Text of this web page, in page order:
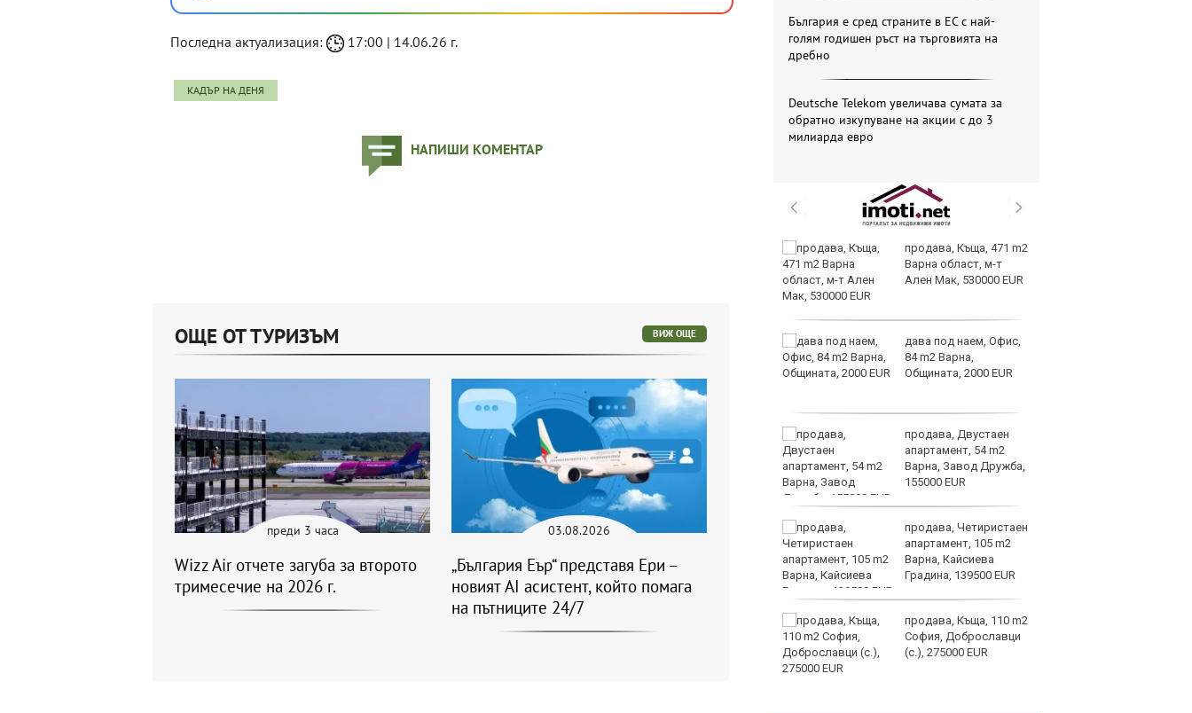
Последна актуализация: 17:00 | 14.06.26 г.
КАДЪР НА ДЕНЯ
НАПИШИ КОМЕНТАР
България е сред страните в ЕС с най-
голям годишен ръст на търговията на
дребно
Deutsche Telekom увеличава сумата за
обратно изкупуване на акции с до 3
милиарда евро
Интерактивна карта
дава бърз достъп до
Черноморието
България е трета в ЕС
по годишен ръст на
продажбите на дребно
през юни, отчита
Евростат
Легендарният кораб
Sunrise пристига във
Варна
побоя до смърт в
продава, Къща, 471 m2
Варна област, м-т
Ален Мак, 530000 EUR
дава под наем, Офис,
84 m2 Варна,
Общината, 2000 EUR
продава, Двустаен
апартамент, 54 m2
Варна, Завод Дружба,
155000 EUR
продава, Четиристаен
апартамент, 105 m2
Варна, Кайсиева
Градина, 139500 EUR
продава, Къща, 110 m2
София, Доброславци
(с.), 275000 EUR
ОЩЕ ОТ ТУРИЗЪМ ВИЖ ОЩЕ
преди 3 часа
Wizz Air отчете загуба за второто
тримесечие на 2026 г.
03.08.2026
„България Еър“ представя Ери –
новият AI асистент, който помага
на пътниците 24/7